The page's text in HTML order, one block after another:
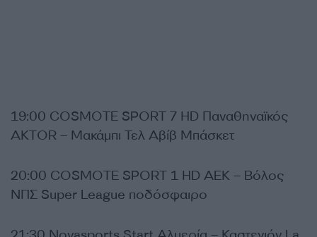
19:00 COSMOTE SPORT 7 HD Παναθηναϊκός
AKTOR – Μακάμπι Τελ Αβίβ Μπάσκετ
20:00 COSMOTE SPORT 1 HD ΑΕΚ – Βόλος
ΝΠΣ Super League ποδόσφαιρο